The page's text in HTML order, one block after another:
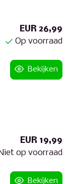
EUR 26,99
Op voorraad
Bekijken
EUR 19,99
op voorraad
Bekijken